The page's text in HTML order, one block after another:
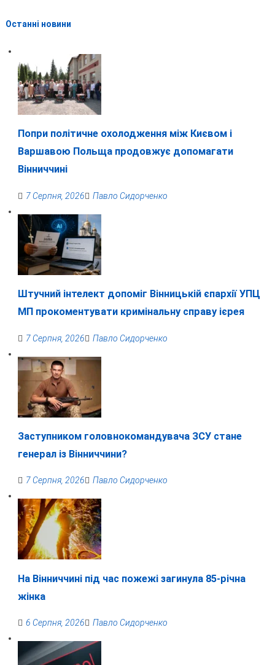
Останні новини
Попри політичне охолодження між Києвом і
Варшавою Польща продовжує допомагати
Вінниччині
7 Серпня, 2026 Павло Сидорченко
Штучний інтелект допоміг Вінницькій єпархії УПЦ
МП прокоментувати кримінальну справу ієрея
7 Серпня, 2026 Павло Сидорченко
Заступником головнокомандувача ЗСУ стане
генерал із Вінниччини?
7 Серпня, 2026 Павло Сидорченко
На Вінниччині під час пожежі загинула 85-річна
жінка
6 Серпня, 2026 Павло Сидорченко